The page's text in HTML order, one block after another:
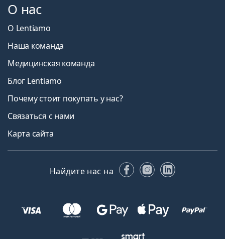
О нас
О Lentiamo
Наша команда
Медицинская команда
Блог Lentiamo
Почему стоит покупать у нас?
Связаться с нами
Карта сайта
Найдите нас на FacebookInstagram
LinkedIn